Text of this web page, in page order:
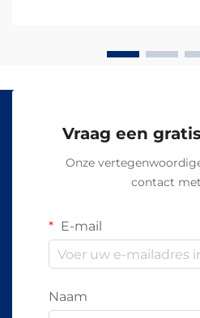
Vraag een
Onze
contact
E-mail
Naam